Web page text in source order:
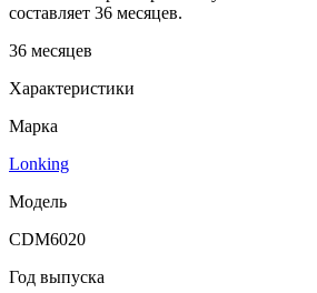
составляет 36 месяцев.
36 месяцев
Характеристики
Марка
Lonking
Модель
CDM6020
Год выпуска